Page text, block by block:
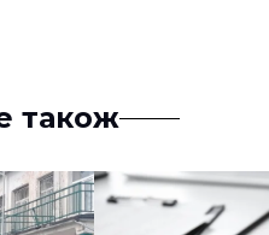
також